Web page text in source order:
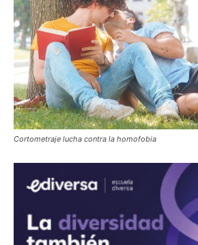
Cortometraje lucha contra la homofobia